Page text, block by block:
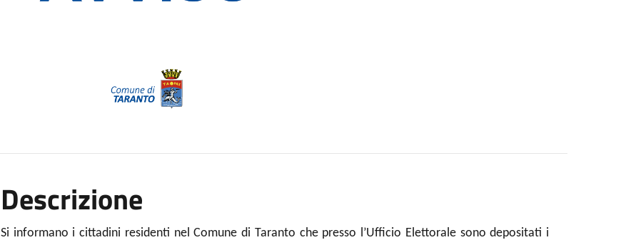
Descrizione
Si informano i cittadini residenti nel Comune di Taranto che presso l’Ufficio Elettorale sono depositati i